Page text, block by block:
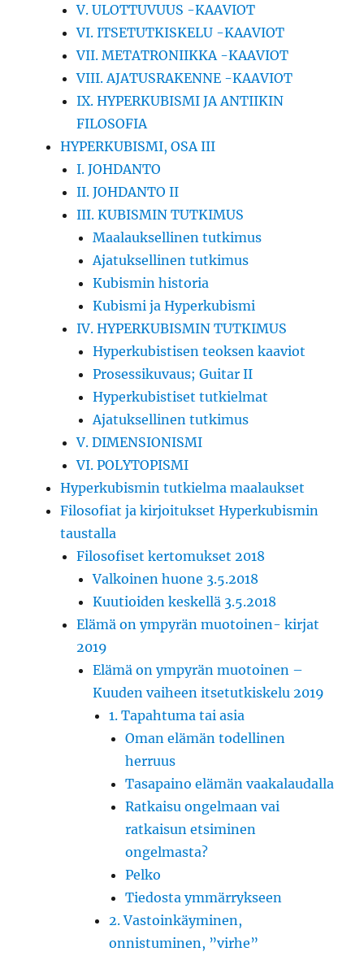
V. ULOTTUVUUS -KAAVIOT
VI. ITSETUTKISKELU -KAAVIOT
VII. METATRONIIKKA -KAAVIOT
VIII. AJATUSRAKENNE -KAAVIOT
IX. HYPERKUBISMI JA ANTIIKIN
FILOSOFIA
HYPERKUBISMI, OSA III
I. JOHDANTO
II. JOHDANTO II
III. KUBISMIN TUTKIMUS
Maalauksellinen tutkimus
Ajatuksellinen tutkimus
Kubismin historia
Kubismi ja Hyperkubismi
IV. HYPERKUBISMIN TUTKIMUS
Hyperkubistisen teoksen kaaviot
Prosessikuvaus; Guitar II
Hyperkubistiset tutkielmat
Ajatuksellinen tutkimus
V. DIMENSIONISMI
VI. POLYTOPISMI
Hyperkubismin tutkielma maalaukset
Filosofiat ja kirjoitukset Hyperkubismin
taustalla
Filosofiset kertomukset 2018
Valkoinen huone 3.5.2018
Kuutioiden keskellä 3.5.2018
Elämä on ympyrän muotoinen- kirjat
2019
Elämä on ympyrän muotoinen –
Kuuden vaiheen itsetutkiskelu 2019
1. Tapahtuma tai asia
Oman elämän todellinen
herruus
Tasapaino elämän vaakalaudalla
Ratkaisu ongelmaan vai
ratkaisun etsiminen
ongelmasta?
Pelko
Tiedosta ymmärrykseen
2. Vastoinkäyminen,
onnistuminen, ”virhe”